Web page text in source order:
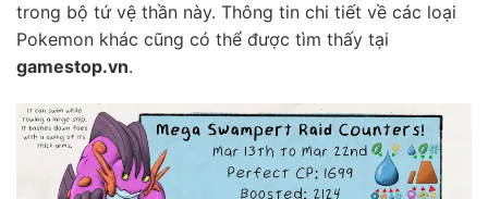
trong bộ tứ vệ thần này. Thông tin chi tiết về các loại
Pokemon khác cũng có thể được tìm thấy tại
gamestop.vn.